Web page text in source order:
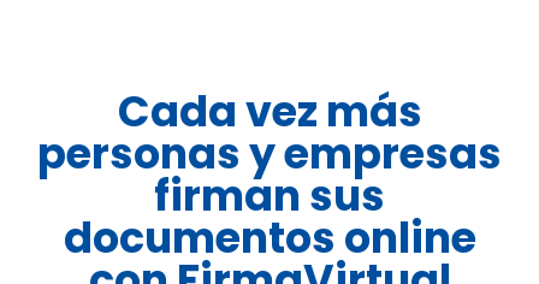
Cada vez más
personas y empresas
firman sus
documentos online